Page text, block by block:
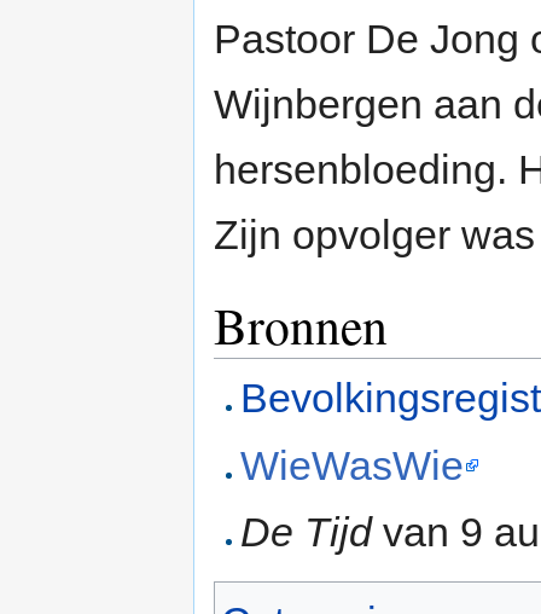
Pastoor De Jong
Wijnbergen aan
hersenbloeding.
Zijn opvolger
Bronnen
WieWasWie
De Tijdvan 9